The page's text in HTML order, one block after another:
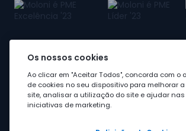
A Moloni faz parte dogrupo Visma
Os nossos cookies
Ao clicar em "Aceitar Todos", concorda com o
de cookies no seu dispositivo para melhorar
site, analisar a utilização do site e ajudar
iniciativas de marketing.